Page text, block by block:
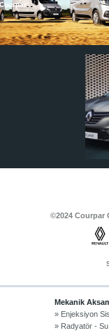
Suv, arazi ve ticari araçlar
sarf malzemeler Courpar’da
üretiyor,
sunuyoruz.
En
©2024 Courpar
Mekanik
» Enjeksiyon
» Radyatör - Su